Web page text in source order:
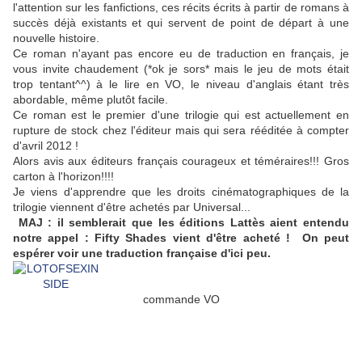
l'attention sur les fanfictions, ces récits écrits à partir de romans à
succès déjà existants et qui servent de point de départ à une
nouvelle histoire.
Ce roman n'ayant pas encore eu de traduction en français, je
vous invite chaudement (*ok je sors* mais le jeu de mots était
trop tentant^^) à le lire en VO, le niveau d'anglais étant très
abordable, même plutôt facile.
Ce roman est le premier d'une trilogie qui est actuellement en
rupture de stock chez l'éditeur mais qui sera rééditée à compter
d'avril 2012 !
Alors avis aux éditeurs français courageux et téméraires!!! Gros
carton à l'horizon!!!!
Je viens d'apprendre que les droits cinématographiques de la
trilogie viennent d'être achetés par Universal...
MAJ : il semblerait que les éditions Lattès aient entendu
notre appel : Fifty Shades vient d'être acheté ! On peut
espérer voir une traduction française d'ici peu.
commande VO